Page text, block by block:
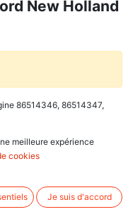
New Holland
86514346, 86514347,
A.
meilleure expérience
cookies
Je suis d'accord